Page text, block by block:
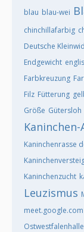
blau blau-wei
chinchillafarbig
Deutsche
Endgewicht
Farbkreuzung
Filz Fütterung
Größe Gütersloh
Kaninchenrasse
Kaninchenzucht
Leuzismus
meet.google.com
Ostwestfalenhalle